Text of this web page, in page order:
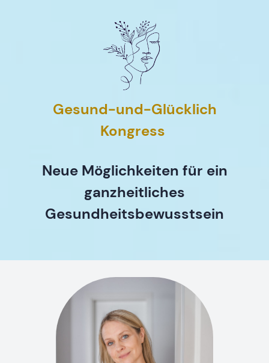
Gesund-und-Glücklich
Kongress
Neue Möglichkeiten für ein
ganzheitliches
Gesundheitsbewusstsein